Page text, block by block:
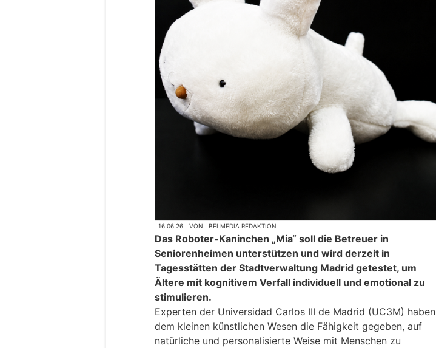
16.06.26 VON BELMEDIA REDAKTION
Das Roboter-Kaninchen „Mia“ soll die Betreuer in
Seniorenheimen unterstützen und wird derzeit in
Tagesstätten der Stadtverwaltung Madrid getestet, um
Ältere mit kognitivem Verfall individuell und emotional zu
stimulieren.
Experten der Universidad Carlos III de Madrid (UC3M) haben
dem kleinen künstlichen Wesen die Fähigkeit gegeben, auf
natürliche und personalisierte Weise mit Menschen zu